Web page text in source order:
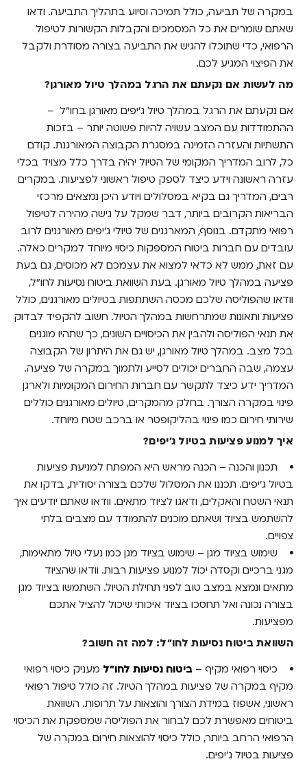
במקרה של תביעה, כולל תמיכה וסיוע בתהליך התביעה. ודאו
שאתם שומרים את כל המסמכים והקבלות הקשורות לטיפול
הרפואי, כדי שתוכלו להגיש את התביעה בצורה מסודרת ולקבל
את הפיצוי המגיע לכם.
מה לעשות אם נקעתם את הרגל במהלך טיול מאורגן?
אם נקעתם את הרגל במהלך טיול ג'יפים מאורגן בחו"ל –
ההתמודדות עם המצב עשויה להיות פשוטה יותר – בזכות
התשתיות והעזרה הזמינה במסגרת הקבוצה המאורגנת. קודם
כל, לרוב המדריך המקומי של הטיול יהיה בדרך כלל מצויד בכלי
עזרה ראשונה וידע כיצד לספק טיפול ראשוני לפציעות. במקרים
רבים, המדריך גם בקיא במסלולים ויודע היכן נמצאים מרכזי
הבריאות הקרובים ביותר, דבר שמקל על גישה מהירה לטיפול
רפואי מתקדם. בנוסף, המארגנים של טיולי ג'יפים מאורגנים לרוב
עובדים עם חברות ביטוח המספקות כיסוי מיוחד למקרים כאלה.
עם זאת, ממש לא כדאי למצוא את עצמכם לא מכוסים, גם בעת
פציעה במהלך טיול מאורגן. בעת השוואת ביטוח נסיעות לחו"ל,
וודאו שהפוליסה שלכם מכסה השתתפות בטיולים מאורגנים, כולל
פציעות ותאונות שמתרחשות במהלך הטיול. חשוב להקפיד לבדוק
את תנאי הפוליסה ולהבין את הכיסויים השונים, כך שתהיו מוגנים
בכל מצב. במהלך טיול מאורגן, יש גם את היתרון של הקבוצה
עצמה, שבה החברים יכולים לסייע ולתמוך במקרה של פציעה.
המדריך ידע כיצד לתקשר עם חברות החירום המקומיות ולארגן
פינוי במקרה הצורך. בחלק מהמקרים, טיולים מאורגנים כוללים
שירותי חירום כמו פינוי בהליקופטר או ברכב שטח מיוחד.
איך למנוע פציעות בטיול ג'יפים?
תכנון והכנה – הכנה מראש היא המפתח למניעת פציעות
בטיול ג'יפים. תכננו את המסלול שלכם בצורה יסודית, בדקו את
תנאי השטח והאקלים, ודאגו לציוד מתאים. וודאו שאתם יודעים איך
להשתמש בציוד ושאתם מוכנים להתמודד עם מצבים בלתי
צפויים.
שימוש בציוד מגן – שימוש בציוד מגן כמו נעלי טיול מתאימות,
מגני ברכיים וקסדה יכול למנוע פציעות רבות. וודאו שהציוד
מתאים ונמצא במצב טוב לפני תחילת הטיול. השתמשו בציוד מגן
בצורה נכונה ואל תחסכו בציוד איכותי שיכול להציל אתכם
מפציעות.
השוואת ביטוח נסיעות לחו"ל: למה זה חשוב?
כיסוי רפואי מקיף – ביטוח נסיעות לחו"ל מעניק כיסוי רפואי
מקיף במקרה של פציעות במהלך הטיול. זה כולל טיפול רפואי
ראשוני, אשפוז במידת הצורך והוצאות על תרופות. השוואת
ביטוחים מאפשרת לכם לבחור את הפוליסה שמספקת את הכיסוי
הרפואי הרחב ביותר, כולל כיסוי להוצאות חירום במקרה של
פציעות בטיול ג'יפים.